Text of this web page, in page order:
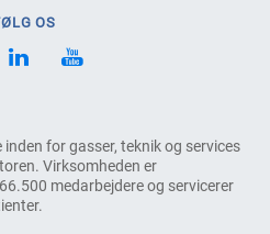
for gasser, teknik og services
Virksomheden er
medarbejdere og servicerer
OS